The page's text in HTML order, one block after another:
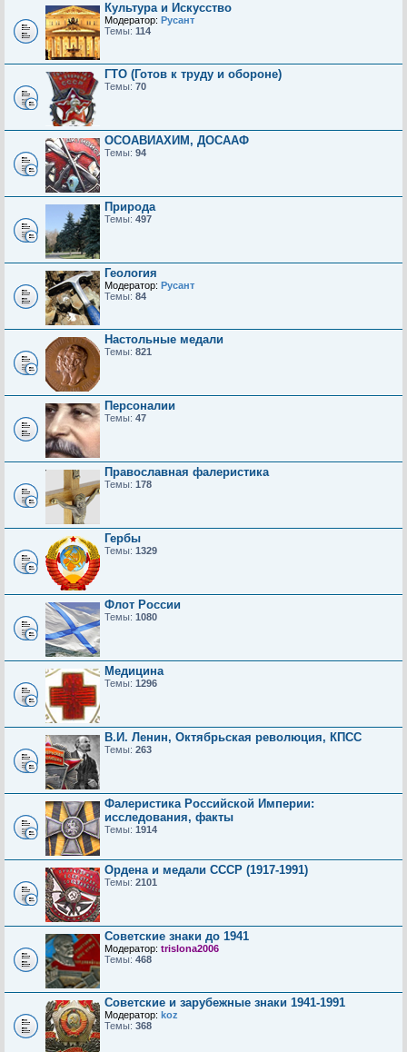
Культура и Искусство
Модератор: Русант
Темы: 114
ГТО (Готов к труду и обороне)
Темы: 70
ОСОАВИАХИМ, ДОСААФ
Темы: 94
Природа
Темы: 497
Геология
Модератор: Русант
Темы: 84
Настольные медали
Темы: 821
Персоналии
Темы: 47
Православная фалеристика
Темы: 178
Гербы
Темы: 1329
Флот России
Темы: 1080
Медицина
Темы: 1296
В.И. Ленин, Октябрьская революция, КПСС
Темы: 263
Фалеристика Российской Империи:
исследования, факты
Темы: 1914
Ордена и медали СССР (1917-1991)
Темы: 2101
Советские знаки до 1941
Модератор: trislona2006
Темы: 468
Советские и зарубежные знаки 1941-1991
Модератор: koz
Темы: 368